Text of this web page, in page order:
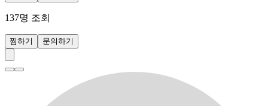
137명 조회
찜하기 문의하기